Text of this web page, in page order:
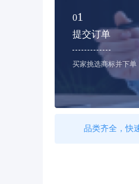
01
提交订单
买家挑选商标并下单
品类齐全，快